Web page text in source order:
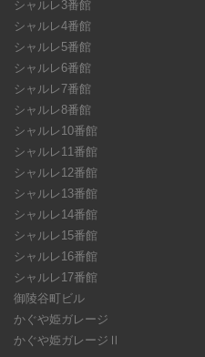
シャルレ3番館
シャルレ4番館
シャルレ5番館
シャルレ6番館
シャルレ7番館
シャルレ8番館
シャルレ10番館
シャルレ11番館
シャルレ12番館
シャルレ13番館
シャルレ14番館
シャルレ15番館
シャルレ16番館
シャルレ17番館
御陵谷町ビル
かぐや姫ガレージ
かぐや姫ガレージⅡ